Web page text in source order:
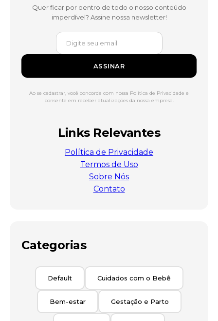
Quer ficar por dentro de todo o nosso conteúdo
imperdível? Assine nossa newsletter!
ASSINAR
Ao se cadastrar, você concorda com nossa Política de Privacidade e
consente em receber atualizações da nossa empresa.
Links Relevantes
Política de Privacidade
Termos de Uso
Sobre Nós
Contato
Categorias
Default Cuidados com o Bebê
Bem-estar Gestação e Parto